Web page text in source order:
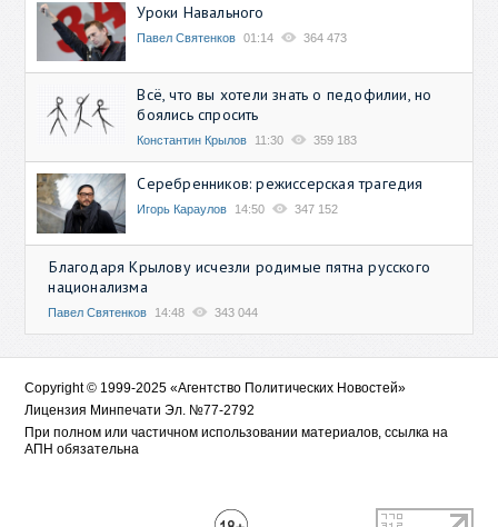
Уроки Навального
Павел Святенков 01:14 364 473
Всё, что вы хотели знать о педофилии, но
боялись спросить
Константин Крылов 11:30 359 183
Серебренников: режиссерская трагедия
Игорь Караулов 14:50 347 152
Благодаря Крылову исчезли родимые пятна русского
национализма
Павел Святенков 14:48 343 044
Copyright © 1999-2025 «Агентство Политических Новостей»
Лицензия Минпечати Эл. №77-2792
При полном или частичном использовании материалов, ссылка на
АПН обязательна